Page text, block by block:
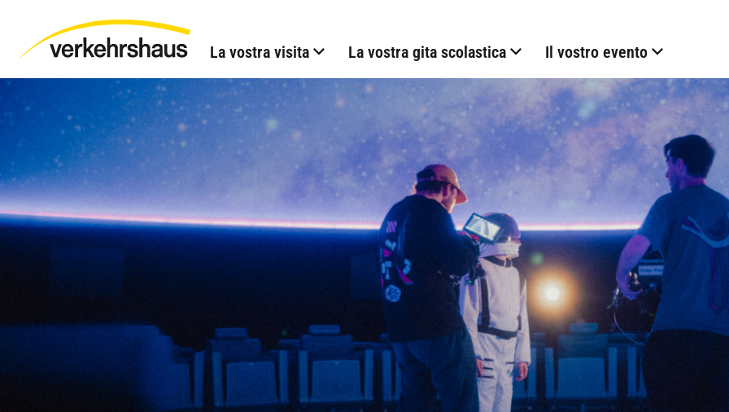
La vostra visita La vostra gita scolastica Il vostro evento